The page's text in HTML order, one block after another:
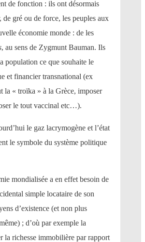
de fonction : ils ont désormais
de gré ou de force, les peuples aux
économie monde : de les
, au sens de Zygmunt Bauman. Ils
population ce que souhaite le
et financier transnational (ex
la « troïka » à la Grèce, imposer
le tout vaccinal etc…).
le gaz lacrymogène et l’état
le symbole du système politique
mondialisée a en effet besoin de
simple locataire de son
d’existence (et non plus
; d’où par exemple la
la richesse immobilière par rapport